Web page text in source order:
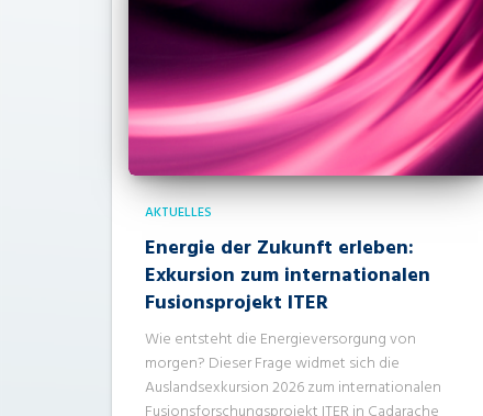
AKTUELLES
Energie der Zukunft erleben:
Exkursion zum internationalen
Fusionsprojekt ITER
Wie entsteht die Energieversorgung von
morgen? Dieser Frage widmet sich die
Auslandsexkursion 2026 zum internationalen